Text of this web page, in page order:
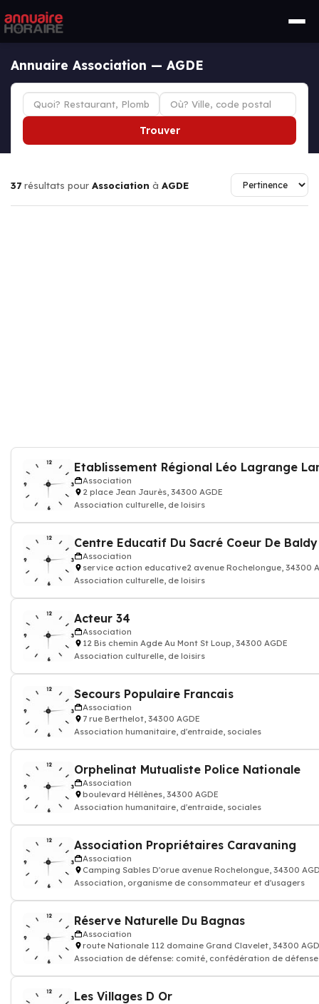
Annuaire Association — AGDE
Trouver
37 résultats pour Association à AGDE
Association
2 place Jean Jaurès, 34300 AGDE
Association culturelle, de loisirs
Centre Educatif Du Sacré Coeur De Baldy
Association
service action educative2 avenue Rochelongue, 34300
Association culturelle, de loisirs
Acteur 34
Association
12 Bis chemin Agde Au Mont St Loup, 34300 AGDE
Association culturelle, de loisirs
Secours Populaire Francais
Association
7 rue Berthelot, 34300 AGDE
Association humanitaire, d'entraide, sociales
Orphelinat Mutualiste Police Nationale
Association
boulevard Héllènes, 34300 AGDE
Association humanitaire, d'entraide, sociales
Association Propriétaires Caravaning
Association
Camping Sables D'orue avenue Rochelongue, 34300
Association, organisme de consommateur et d'usagers
Réserve Naturelle Du Bagnas
Association
route Nationale 112 domaine Grand Clavelet, 34300
Association de défense: comité, confédération de défense
Les Villages D Or